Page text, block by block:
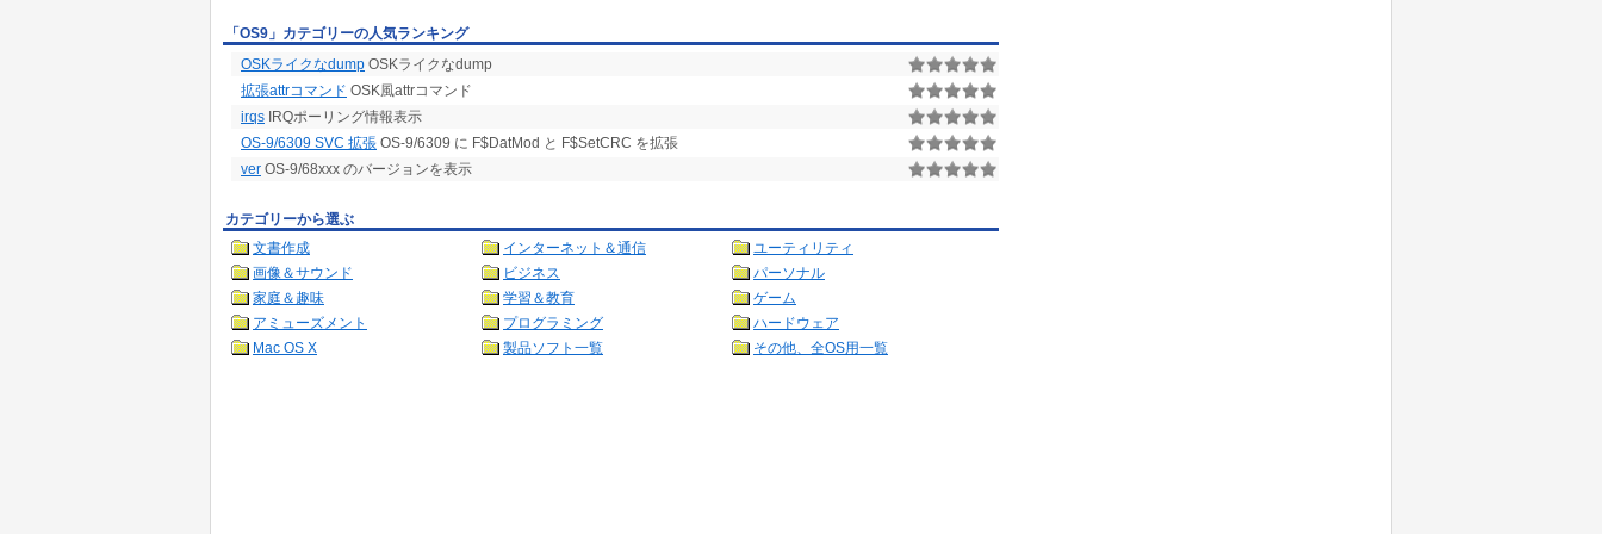
「OS9」カテゴリーの人気ランキング
OSKライクなdump OSKライクなdump
拡張attrコマンド OSK風attrコマンド
irqs IRQポーリング情報表示
OS-9/6309 SVC 拡張 OS-9/6309 に F$DatMod と F$SetCRC を拡張
ver OS-9/68xxx のバージョンを表示
カテゴリーから選ぶ
文書作成
インターネット＆通信
ユーティリティ
画像＆サウンド
ビジネス
パーソナル
家庭＆趣味
学習＆教育
ゲーム
アミューズメント
プログラミング
ハードウェア
Mac OS X
製品ソフト一覧 その他、全OS用一覧